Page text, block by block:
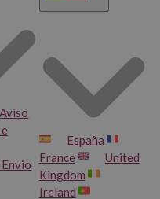
Aviso
España
France
United
Kingdom
Ireland